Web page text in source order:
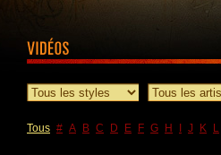
Tous # A B C D E F G H J K L